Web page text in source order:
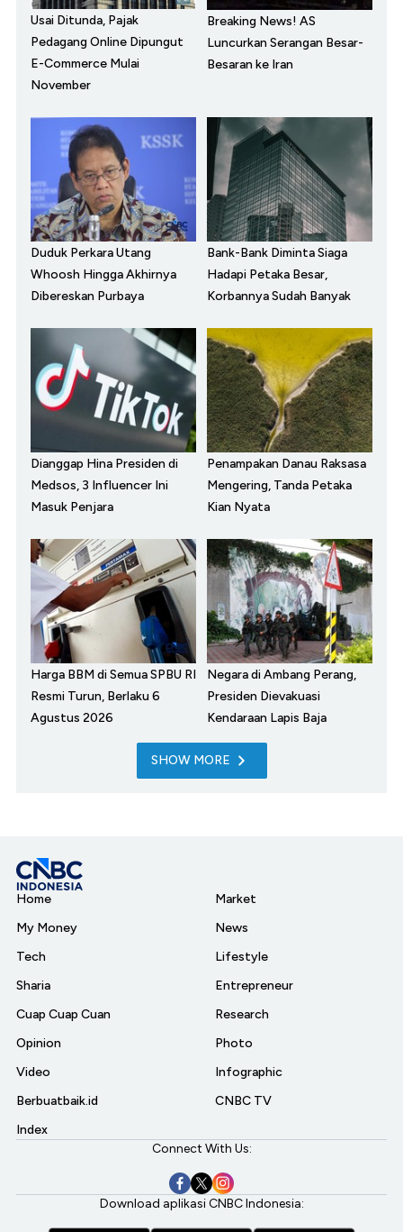
Usai Ditunda, Pajak
Pedagang Online Dipungut
E-Commerce Mulai
November
Breaking News! AS
Luncurkan Serangan Besar-
Besaran ke Iran
Duduk Perkara Utang
Whoosh Hingga Akhirnya
Dibereskan Purbaya
Bank-Bank Diminta Siaga
Hadapi Petaka Besar,
Korbannya Sudah Banyak
Dianggap Hina Presiden di
Medsos, 3 Influencer Ini
Masuk Penjara
Penampakan Danau Raksasa
Mengering, Tanda Petaka
Kian Nyata
Harga BBM di Semua SPBU RI
Resmi Turun, Berlaku 6
Agustus 2026
Negara di Ambang Perang,
Presiden Dievakuasi
Kendaraan Lapis Baja
SHOW MORE
Home
My Money
Tech
Sharia
Cuap Cuap Cuan
Opinion
Video
Berbuatbaik.id
Index
Market
News
Lifestyle
Entrepreneur
Research
Photo
Infographic
CNBC TV
Connect With Us:
Download aplikasi CNBC Indonesia: